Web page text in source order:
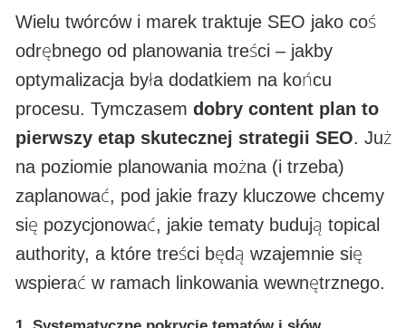
Wielu twórców i marek traktuje SEO jako coś
odrębnego od planowania treści – jakby
optymalizacja była dodatkiem na końcu
procesu. Tymczasem dobry content plan to
pierwszy etap skutecznej strategii SEO. Już
na poziomie planowania można (i trzeba)
zaplanować, pod jakie frazy kluczowe chcemy
się pozycjonować, jakie tematy budują topical
authority, a które treści będą wzajemnie się
wspierać w ramach linkowania wewnętrznego.